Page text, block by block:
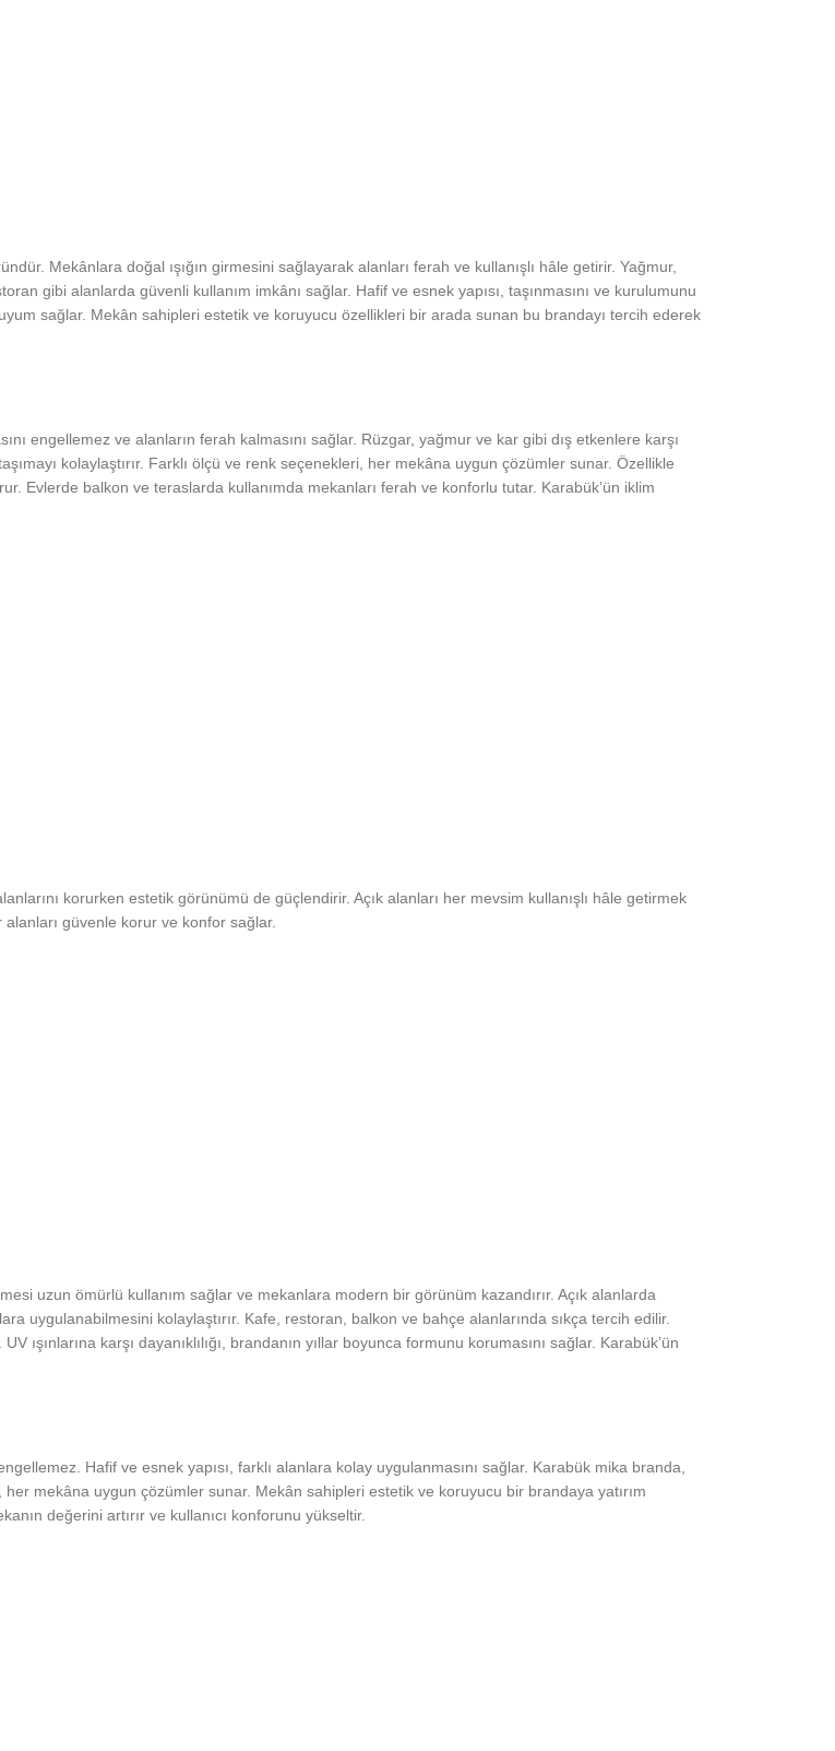
Mekânlara doğal ışığın girmesini sağlayarak alanları ferah ve kullanışlı hâle getirir. Yağmur,
gibi alanlarda güvenli kullanım imkânı sağlar. Hafif ve esnek yapısı, taşınmasını ve kurulumunu
sağlar. Mekân sahipleri estetik ve koruyucu özellikleri bir arada sunan bu brandayı tercih ederek
engellemez ve alanların ferah kalmasını sağlar. Rüzgar, yağmur ve kar gibi dış etkenlere karşı
kolaylaştırır. Farklı ölçü ve renk seçenekleri, her mekâna uygun çözümler sunar. Özellikle
Evlerde balkon ve teraslarda kullanımda mekanları ferah ve konforlu tutar. Karabük’ün iklim
korurken estetik görünümü de güçlendirir. Açık alanları her mevsim kullanışlı hâle getirmek
güvenle korur ve konfor sağlar.
uzun ömürlü kullanım sağlar ve mekanlara modern bir görünüm kazandırır. Açık alanlarda
uygulanabilmesini kolaylaştırır. Kafe, restoran, balkon ve bahçe alanlarında sıkça tercih edilir.
karşı dayanıklılığı, brandanın yıllar boyunca formunu korumasını sağlar. Karabük’ün
Hafif ve esnek yapısı, farklı alanlara kolay uygulanmasını sağlar. Karabük mika branda,
her mekâna uygun çözümler sunar. Mekân sahipleri estetik ve koruyucu bir brandaya yatırım
değerini artırır ve kullanıcı konforunu yükseltir.